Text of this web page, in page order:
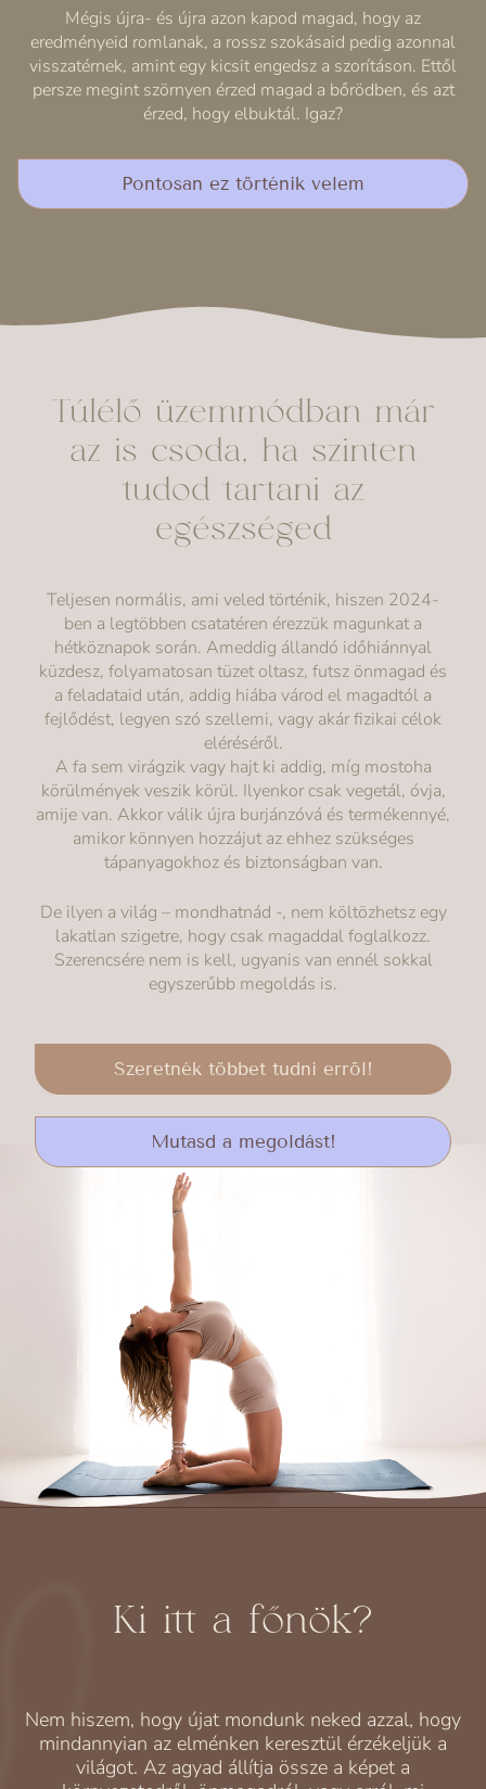
Mégis újra- és újra azon kapod magad, hogy az
eredményeid romlanak, a rossz szokásaid pedig azonnal
visszatérnek, amint egy kicsit engedsz a szorításon. Ettől
persze megint szörnyen érzed magad a bőrödben, és azt
érzed, hogy elbuktál. Igaz?
Pontosan ez történik velem
Túlélő üzemmódban már
az is csoda, ha szinten
tudod tartani az
egészséged
Teljesen normális, ami veled történik, hiszen 2024-
ben a legtöbben csatatéren érezzük magunkat a
hétköznapok során. Ameddig állandó időhiánnyal
küzdesz, folyamatosan tüzet oltasz, futsz önmagad és
a feladataid után, addig hiába várod el magadtól a
fejlődést, legyen szó szellemi, vagy akár fizikai célok
eléréséről.
A fa sem virágzik vagy hajt ki addig, míg mostoha
körülmények veszik körül. Ilyenkor csak vegetál, óvja,
amije van. Akkor válik újra burjánzóvá és termékennyé,
amikor könnyen hozzájut az ehhez szükséges
tápanyagokhoz és biztonságban van.
De ilyen a világ – mondhatnád -, nem költözhetsz egy
lakatlan szigetre, hogy csak magaddal foglalkozz.
Szerencsére nem is kell, ugyanis van ennél sokkal
egyszerűbb megoldás is.
Szeretnék többet tudni erről!
Mutasd a megoldást!
Ki itt a főnök?
Nem hiszem, hogy újat mondunk neked azzal, hogy
mindannyian az elménken keresztül érzékeljük a
világot. Az agyad állítja össze a képet a